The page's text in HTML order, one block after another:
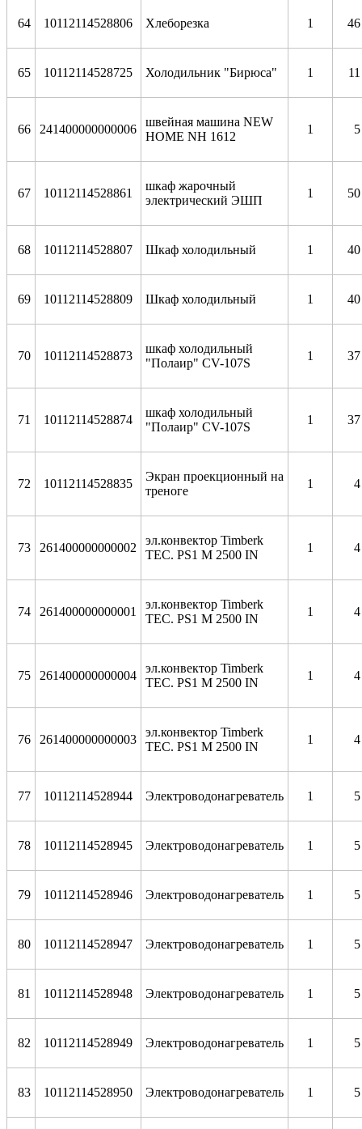
64 10112114528806 Хлеборезка 1
65 10112114528725 Холодильник "Бирюса" 1
66 241400000000006
швейная машина NEW
HOME NH 1612
1
67 10112114528861
шкаф жарочный
электрический ЭШП
1
68 10112114528807 Шкаф холодильный 1
69 10112114528809 Шкаф холодильный 1
70 10112114528873
шкаф холодильный
"Полаир" CV-107S
1
71 10112114528874
шкаф холодильный
"Полаир" CV-107S
1
72 10112114528835
Экран проекционный на
треноге
1
73 261400000000002
эл.конвектор Timberk
TEC. PS1 M 2500 IN
1
74 261400000000001
эл.конвектор Timberk
TEC. PS1 M 2500 IN
1
75 261400000000004
эл.конвектор Timberk
TEC. PS1 M 2500 IN
1
76 261400000000003
эл.конвектор Timberk
TEC. PS1 M 2500 IN
1
77 10112114528944 Электроводонагреватель 1
78 10112114528945 Электроводонагреватель 1
79 10112114528946 Электроводонагреватель 1
80 10112114528947 Электроводонагреватель 1
81 10112114528948 Электроводонагреватель 1
82 10112114528949 Электроводонагреватель 1
83 10112114528950 Электроводонагреватель 1